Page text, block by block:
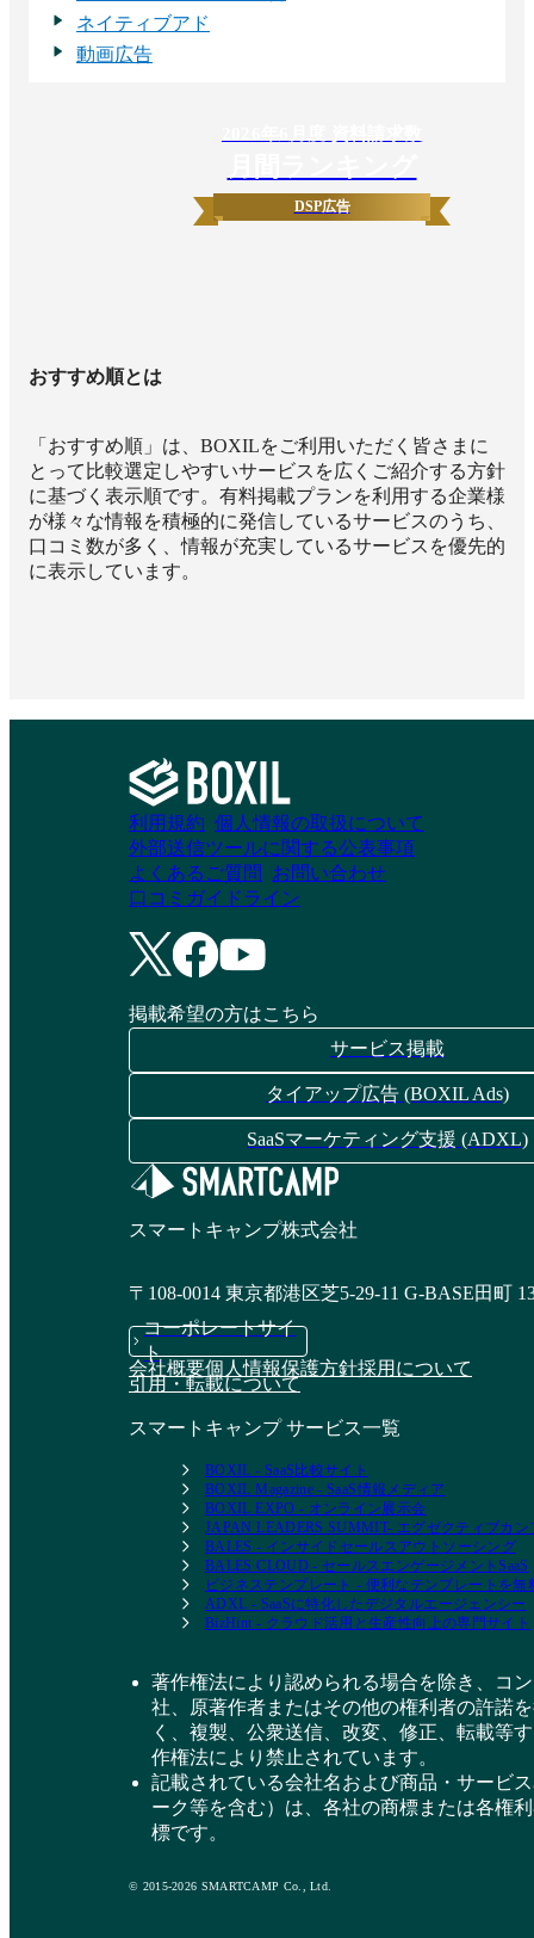
ネイティブアド
動画広告
DSP広告
おすすめ順とは
「おすすめ順」は、BOXILをご利用いただく皆さまに
とって比較選定しやすいサービスを広くご紹介する方針
に基づく表示順です。有料掲載プランを利用する企業様
が様々な情報を積極的に発信しているサービスのうち、
口コミ数が多く、情報が充実しているサービスを優先的
に表示しています。
利用規約 個人情報の取扱について
外部送信ツールに関する公表事項
よくあるご質問
お問い合わせ
口コミガイドライン
掲載希望の方はこちら
サービス掲載
タイアップ広告 (BOXIL Ads)
SaaSマーケティング支援 (ADXL)
スマートキャンプ株式会社
〒108-0014 東京都港区芝5-29-11 G-BASE田町
コーポレートサイ
ト
会社概要個人情報保護方針採用について
引用・転載について
スマートキャンプ サービス一覧
BOXIL - SaaS比較サイト
BOXIL Magazine - SaaS情報メディア
BOXIL EXPO - オンライン展示会
JAPAN LEADERS SUMMIT- エグゼクティブカン
BALES - インサイドセールスアウトソーシング
BALES CLOUD - セールスエンゲージメントSaaS
ビジネステンプレート - 便利なテンプレートを無
ADXL - SaaSに特化したデジタルエージェンシー
BizHint - クラウド活用と生産性向上の専門サイト
著作権法により認められる場合を除き、コ
社、原著作者またはその他の権利者の許諾
く、複製、公衆送信、改変、修正、転載等
作権法により禁止されています。
記載されている会社名および商品・サービ
ーク等を含む）は、各社の商標または各権
標です。
© 2015-2026 SMARTCAMP Co., Ltd.